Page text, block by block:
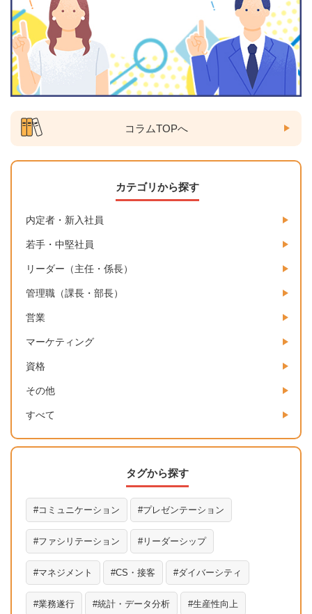
コラムTOPへ
カテゴリから探す
内定者・新入社員
若手・中堅社員
リーダー（主任・係長）
管理職（課長・部長）
営業
マーケティング
資格
その他
すべて
タグから探す
コミュニケーション プレゼンテーション
ファシリテーション リーダーシップ
マネジメント CS・接客 ダイバーシティ
業務遂行 統計・データ分析 生産性向上